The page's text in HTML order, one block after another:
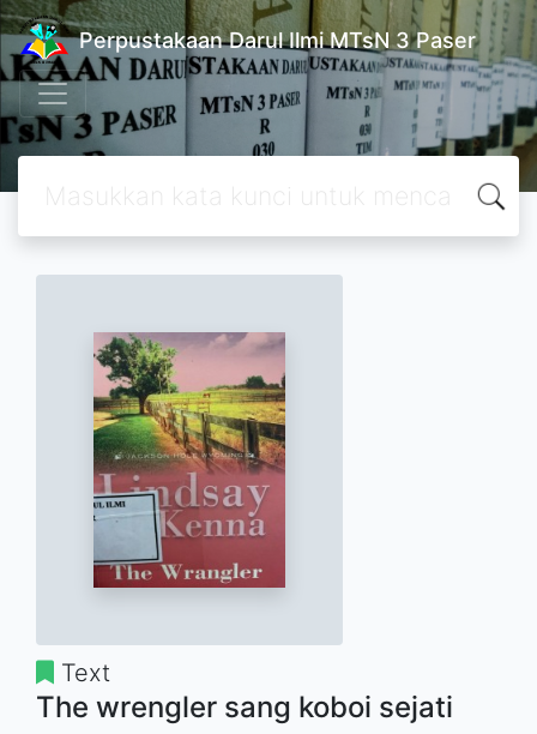
Perpustakaan Darul Ilmi MTsN 3 Paser
Text
The wrengler sang koboi sejati